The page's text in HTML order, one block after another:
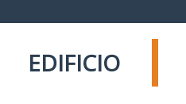
EDIFICIO